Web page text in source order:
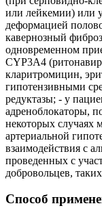
или лейкемии) или
деформацией
кавернозный
одновременном
CYP3А4
кларитромицин,
гипотензивными
редуктазы; - у
адреноблокаторы,
некоторых случаях
артериальной
взаимодействия с
проведенных с
добровольцев,
Способ